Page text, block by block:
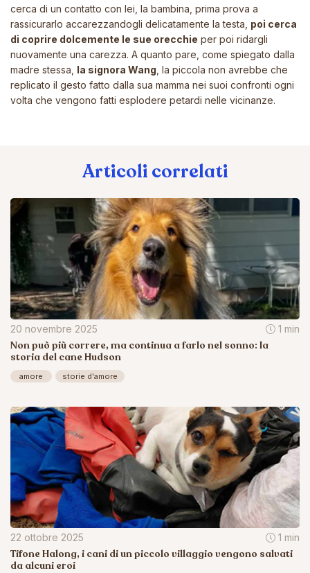
cerca di un contatto con lei, la bambina, prima prova a
rassicurarlo accarezzandogli delicatamente la testa, poi cerca
di coprire dolcemente le sue orecchie per poi ridargli
nuovamente una carezza. A quanto pare, come spiegato dalla
madre stessa, la signora Wang , la piccola non avrebbe che
replicato il gesto fatto dalla sua mamma nei suoi confronti ogni
volta che vengono fatti esplodere petardi nelle vicinanze.
Articoli correlati
20 novembre 2025 1 min
Non può più correre, ma continua a farlo nel sonno: la
storia del cane Hudson
amore storie d'amore
22 ottobre 2025 1 min
Tifone Halong, i cani di un piccolo villaggio vengono salvati
da alcuni eroi